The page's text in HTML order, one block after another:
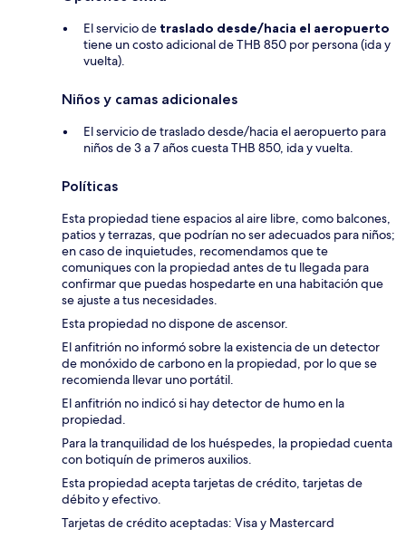
El servicio de traslado desde/hacia el aeropuerto
tiene un costo adicional de THB 850 por persona (ida y
vuelta).
Niños y camas adicionales
El servicio de traslado desde/hacia el aeropuerto para
niños de 3 a 7 años cuesta THB 850, ida y vuelta.
Políticas
Esta propiedad tiene espacios al aire libre, como balcones,
patios y terrazas, que podrían no ser adecuados para niños;
en caso de inquietudes, recomendamos que te
comuniques con la propiedad antes de tu llegada para
confirmar que puedas hospedarte en una habitación que
se ajuste a tus necesidades.
Esta propiedad no dispone de ascensor.
El anfitrión no informó sobre la existencia de un detector
de monóxido de carbono en la propiedad, por lo que se
recomienda llevar uno portátil.
El anfitrión no indicó si hay detector de humo en la
propiedad.
Para la tranquilidad de los huéspedes, la propiedad cuenta
con botiquín de primeros auxilios.
Esta propiedad acepta tarjetas de crédito, tarjetas de
débito y efectivo.
Tarjetas de crédito aceptadas: Visa y Mastercard